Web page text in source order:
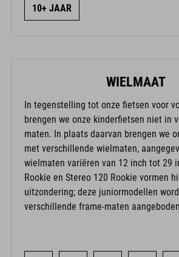
10+ JAAR
WIELMAAT
In tegenstelling tot onze fietsen voor
brengen we onze kinderfietsen niet in
maten. In plaats daarvan brengen we
met verschillende wielmaten,
wielmaten variëren van 12 inch tot 29
Rookie en Stereo 120 Rookie vormen
uitzondering; deze juniormodellen
verschillende frame-maten